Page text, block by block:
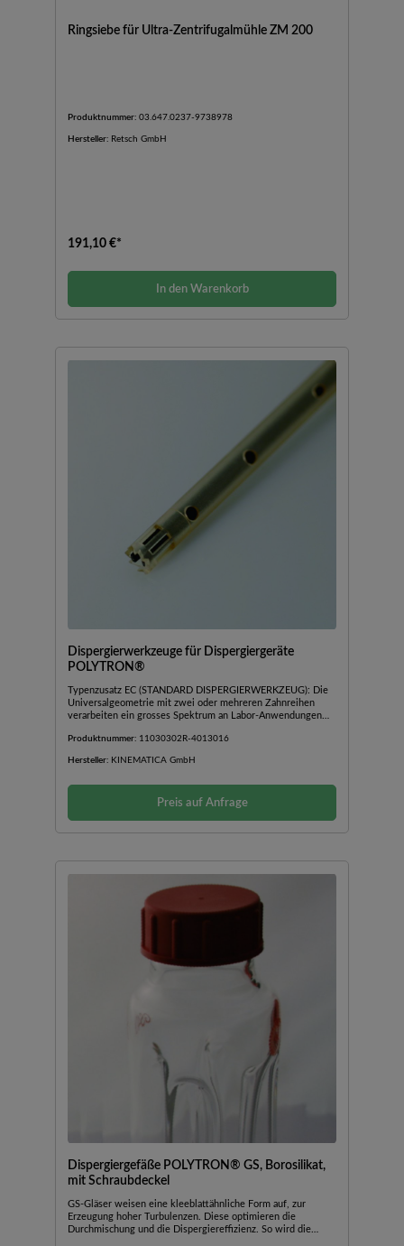
Ringsiebe für Ultra-Zentrifugalmühle ZM 200
Produktnummer: 03.647.0237-9738978
Hersteller: Retsch GmbH
191,10 €*
In den Warenkorb
Dispergierwerkzeuge für Dispergiergeräte
POLYTRON®
Typenzusatz EC (STANDARD DISPERGIERWERKZEUG): Die
Universalgeometrie mit zwei oder mehreren Zahnreihen
verarbeiten ein grosses Spektrum an Labor-Anwendungen
Mischkopf, geeignet für die Suspension von
Anwendungen.Typenzusatz W: Dispergierwerkzeug für
(KUNSTSTOFF): Einweg-Dispergierwerkzeuge für die
Verarbeitung vieler Proben pro Tag, bei welcher die
erforderliche Sterilisation von Edelstahl-
Produktnummer: 11030302R-4013016
Hersteller: KINEMATICA GmbH
Preis auf Anfrage
Dispergiergefäße POLYTRON® GS, Borosilikat,
mit Schraubdeckel
GS-Gläser weisen eine kleeblattähnliche Form auf, zur
Erzeugung hoher Turbulenzen. Diese optimieren die
Durchmischung und die Dispergiereffizienz. So wird die